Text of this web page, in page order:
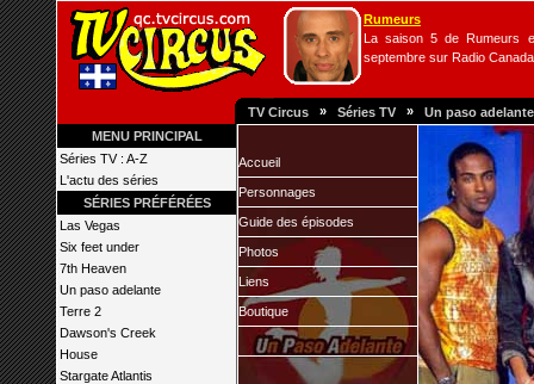
Rumeurs
La saison 5 de Rumeurs
septembre sur Radio
TV Circus » Séries TV » Un paso adelante
MENU PRINCIPAL
Séries TV : A-Z
L'actu des séries
SÉRIES PRÉFÉRÉES
Las Vegas
Six feet under
7th Heaven
Un paso adelante
Terre 2
Dawson's Creek
House
Stargate Atlantis
Accueil
Personnages
Guide des épisodes
Photos
Liens
Boutique